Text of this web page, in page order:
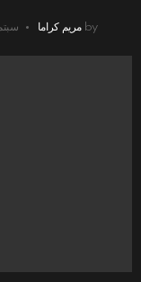
by مريم كراما سبتمبر 14,